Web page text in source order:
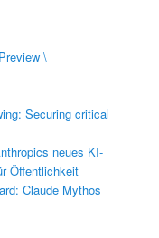
\
Securing critical
neues KI-
Öffentlichkeit
Claude Mythos